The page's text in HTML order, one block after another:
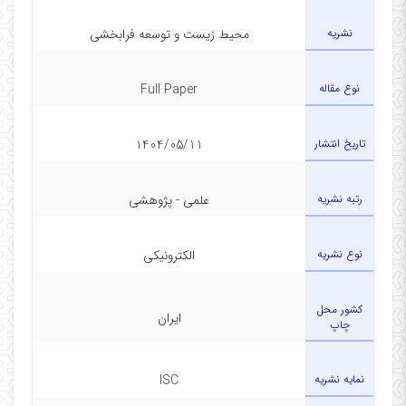
نشریه محیط زیست و توسعه فرابخشی
نوع مقاله Full Paper
تاریخ انتشار 1404/05/11
رتبه نشریه علمی - پژوهشی
نوع نشریه الکترونیکی
کشور محل
چاپ
ایران
نمایه نشریه ISC